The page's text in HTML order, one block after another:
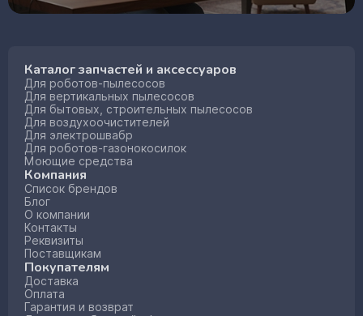
Каталог запчастей и аксессуаров
Для роботов-пылесосов
Для вертикальных пылесосов
Для бытовых, строительных пылесосов
Для воздухоочистителей
Для электрошвабр
Для роботов-газонокосилок
Моющие средства
Компания
Список брендов
Блог
О компании
Контакты
Реквизиты
Поставщикам
Покупателям
Доставка
Оплата
Гарантия и возврат